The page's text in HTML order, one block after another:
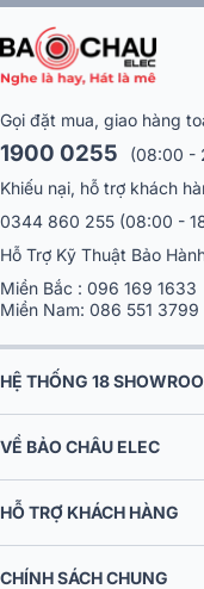
Gọi đặt mua, giao hàng
1900 0255
(08:00 -
Khiếu nại, hỗ trợ khách
0344 860 255 (08:00 -
Hỗ Trợ Kỹ Thuật Bảo
Miền Bắc : 096 169 1633
Miền Nam: 086 551 3799
HỆ THỐNG 18
VỀ BẢO CHÂU ELEC
HỖ TRỢ KHÁCH HÀNG
CHÍNH SÁCH CHUNG